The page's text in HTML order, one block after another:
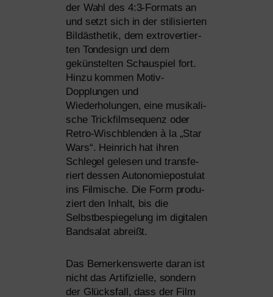
der Wahl des 4:3‑Formats an
und setzt sich in der sti­li­sier­ten
Bildästhetik, dem extro­ver­tier­
ten Tondesign und dem
geküns­tel­ten Schauspiel fort.
Hinzu kom­men Motiv-
Dopplungen und
Wiederholungen, eine musi­ka­li­
sche Trickfilmsequenz oder
Retro-Wischblenden à la „Star
Wars“. Heinrich hat ihren
Schlegel gele­sen und trans­fe­
riert des­sen Autonomiepostulat
ins Filmische. Die Form pro­du­
ziert den Inhalt, bis die
Selbstbespiegelung im digi­ta­len
Bandsalat abreißt.
Das Bemerkenswerte dar­an ist
nicht das Artifizielle, son­dern
der Glücksfall, dass der Film